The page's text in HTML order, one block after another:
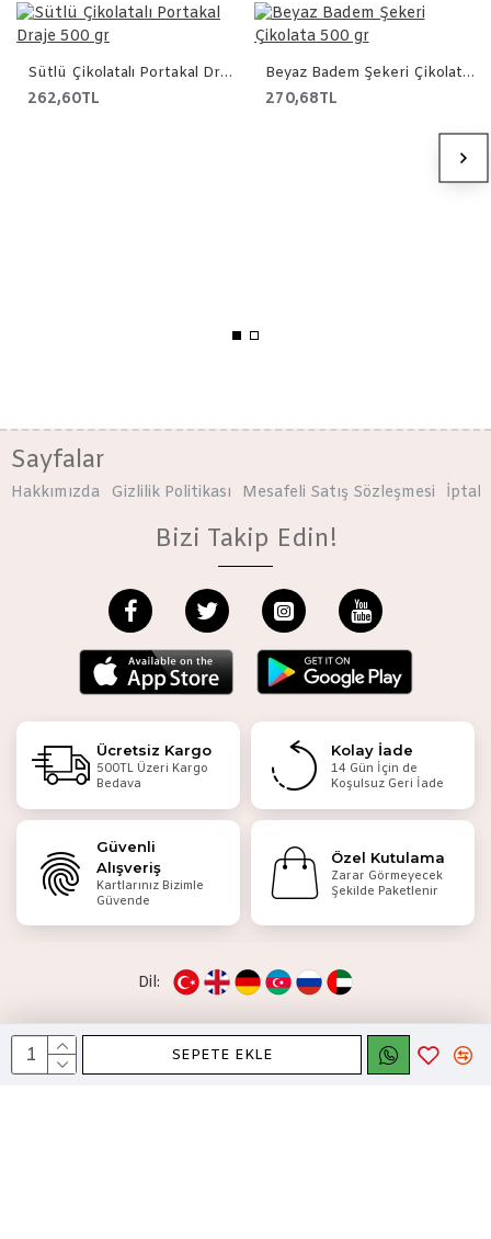
SEPETE EKLE
Sütlü Çikolatalı Portakal Draje 500 gr
262,60TL
Beyaz Badem Şekeri Çikolata 500 gr
270,68TL
Sayfalar
Hakkımızda Gizlilik Politikası Mesafeli Satış Sözleşmesi İptal
Bizi Takip Edin!
Ücretsiz Kargo
500TL Üzeri Kargo
Bedava
Kolay İade
14 Gün İçin de
Koşulsuz Geri İade
Güvenli
Alışveriş
Kartlarınız Bizimle
Güvende
Özel Kutulama
Zarar Görmeyecek
Şekilde Paketlenir
Dil:
KobiDirektE-ticaretile kurulmustur